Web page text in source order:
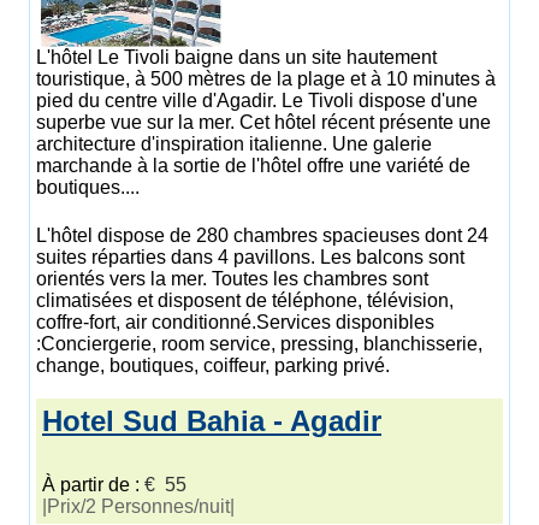
L'hôtel Le Tivoli baigne dans un site hautement
touristique, à 500 mètres de la plage et à 10 minutes à
pied du centre ville d'Agadir. Le Tivoli dispose d'une
superbe vue sur la mer. Cet hôtel récent présente une
architecture d'inspiration italienne. Une galerie
marchande à la sortie de l'hôtel offre une variété de
boutiques....
L'hôtel dispose de 280 chambres spacieuses dont 24
suites réparties dans 4 pavillons. Les balcons sont
orientés vers la mer. Toutes les chambres sont
climatisées et disposent de téléphone, télévision,
coffre-fort, air conditionné.Services disponibles
:Conciergerie, room service, pressing, blanchisserie,
change, boutiques, coiffeur, parking privé.
Hotel Sud Bahia - Agadir
À partir de : € 55
|Prix/2 Personnes/nuit|